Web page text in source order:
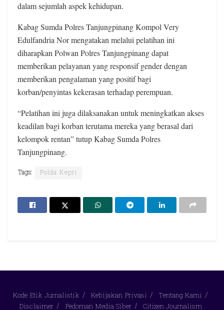
dalam sejumlah aspek kehidupan.
Kabag Sumda Polres Tanjungpinang Kompol Very
Edulfandria Nor mengatakan melalui pelatihan ini
diharapkan Polwan Polres Tanjungpinang dapat
memberikan pelayanan yang responsif gender dengan
memberikan pengalaman yang positif bagi
korban/penyintas kekerasan terhadap perempuan.
“Pelatihan ini juga dilaksanakan untuk meningkatkan akses
keadilan bagi korban terutama mereka yang berasal dari
kelompok rentan” tutup Kabag Sumda Polres
Tanjungpinang.
Tags: Polda Kepri
Kode Etik Jurnalistik Kebijakan Privasi
Tentang Kami
Disclaimer
Pedoman Media Siber Citizen Journalism